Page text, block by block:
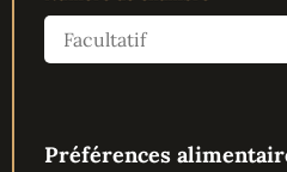
Préférences